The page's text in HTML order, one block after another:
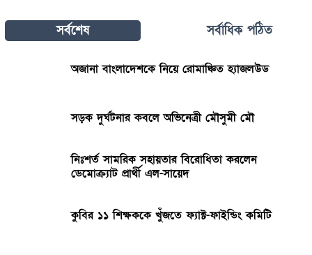
সর্বশেষ সর্বাধিক পঠিত
অজানা বাংলাদেশকে নিয়ে রোমাঞ্চিত হ্যাজলউড
সড়ক দুর্ঘটনার কবলে অভিনেত্রী মৌসুমী মৌ
নিঃশর্ত সামরিক সহায়তার বিরোধিতা করলেন
ডেমোক্র্যাট প্রার্থী এল-সায়েদ
কুবির ১১ শিক্ষককে খুঁজতে ফ্যাক্ট-ফাইন্ডিং কমিটি